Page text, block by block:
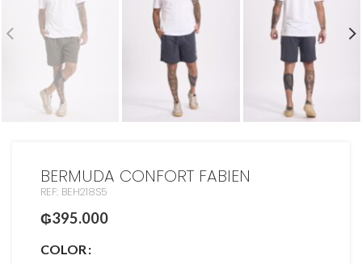
BERMUDA CONFORT FABIEN
REF: BEH218S5
₲395.000
COLOR